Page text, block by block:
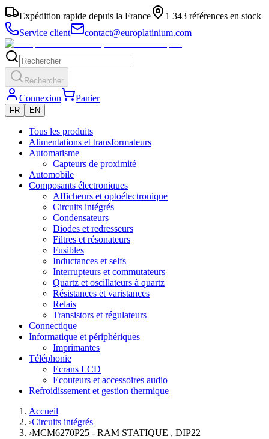
Expédition rapide depuis la France
1 343 références en stock
Service client
contact@europlatinium.com
Rechercher
Connexion Panier
FR EN
Tous les produits
Alimentations et transformateurs
Automatisme
Capteurs de proximité
Automobile
Composants électroniques
Afficheurs et optoélectronique
Circuits intégrés
Condensateurs
Diodes et redresseurs
Filtres et résonateurs
Fusibles
Inductances et selfs
Interrupteurs et commutateurs
Quartz et oscillateurs à quartz
Résistances et varistances
Relais
Transistors et régulateurs
Connectique
Informatique et périphériques
Imprimantes
Téléphonie
Ecrans LCD
Ecouteurs et accessoires audio
Refroidissement et gestion thermique
Accueil
›Circuits intégrés
›MCM6270P25 - RAM STATIQUE , DIP22